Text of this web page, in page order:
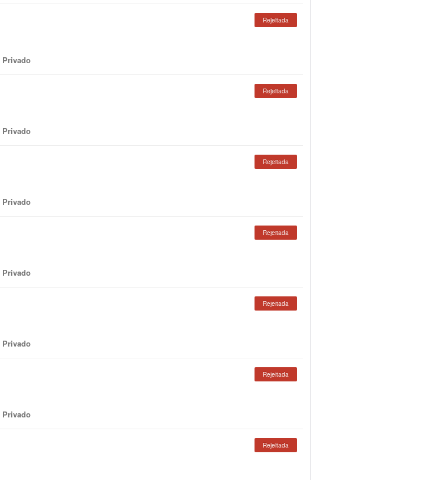
Rejeitada
Privado
Rejeitada
Privado
Rejeitada
Privado
Rejeitada
Privado
Rejeitada
Privado
Rejeitada
Privado
Rejeitada